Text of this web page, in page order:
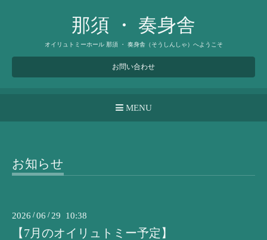
那須 ・ 奏身舎
オイリュトミーホール 那須 ・ 奏身舎（そうしんしゃ）へようこそ
お問い合わせ
MENU
お知らせ
2026 /06 / 29 10:38
【7月のオイリュトミー予定】